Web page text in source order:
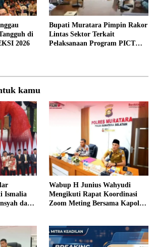
di
2026
Bupati Muratara Pimpin Rakor
Lintas Sektor Terkait
Pelaksanaan Program PICT
kamu
Ismalia
dari
Wabup H Junius Wahyudi
Mengikuti Rapat Koordinasi
Zoom Meting Bersama Kapolres